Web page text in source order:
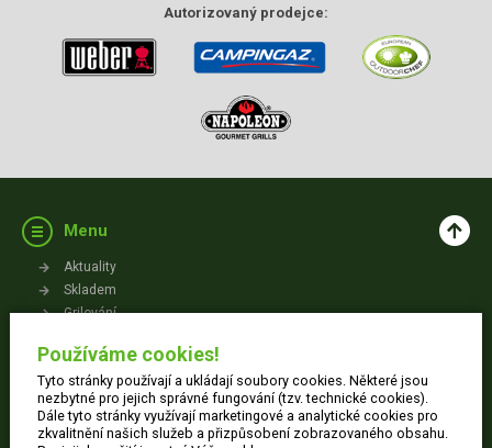
Autorizovaný prodejce:
Menu
Aktuality
Skladem
Grilování
Kontakt
Vše o nákupu
Jak nakupovat
Používáme cookies!
Tyto stránky používají a ukládají soubory cookies. Některé jsou
nezbytné pro jejich správné fungování (tzv. technické cookies).
Dále tyto stránky využívají marketingové a analytické cookies pro
zkvalitnění našich služeb a přizpůsobení zobrazovaného obsahu.